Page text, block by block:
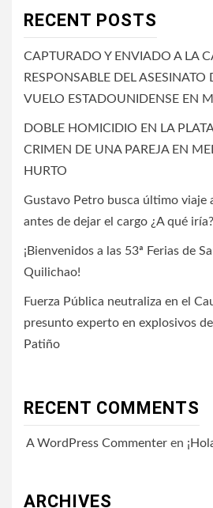
RECENT POSTS
CAPTURADO Y ENVIADO A LA
RESPONSABLE DEL ASESINATO
VUELO ESTADOUNIDENSE EN
DOBLE HOMICIDIO EN LA
CRIMEN DE UNA PAREJA EN
HURTO
Gustavo Petro busca último viaje
antes de dejar el cargo ¿A qué iría?
¡Bienvenidos a las 53ª Ferias de
Quilichao!
Fuerza Pública neutraliza en el
presunto experto en explosivos
Patiño
RECENT COMMENTS
A WordPress Commenter en
ARCHIVES